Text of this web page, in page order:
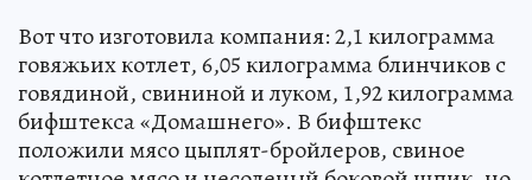
Вот что изготовила компания: 2,1 килограмма
говяжьих котлет, 6,05 килограмма блинчиков с
говядиной, свининой и луком, 1,92 килограмма
бифштекса «Домашнего». В бифштекс
положили мясо цыплят-бройлеров, свиное